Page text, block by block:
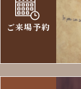
ご来場予約